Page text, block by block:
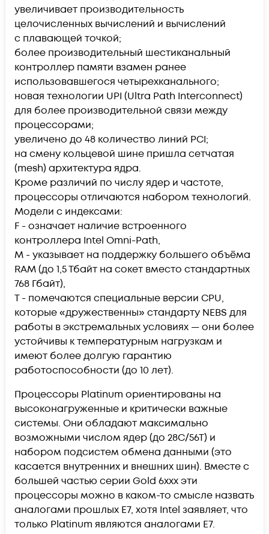
увеличивает производительность
целочисленных вычислений и вычислений
с плавающей точкой;
более производительный шестиканальный
контроллер памяти взамен ранее
использовавшегося четырехканального;
новая технологии UPI (Ultra Path Interconnect)
для более производительной связи между
процессорами;
увеличено до 48 количество линий PCI;
на смену кольцевой шине пришла сетчатая
(mesh) архитектура ядра.
Кроме различий по числу ядер и частоте,
процессоры отличаются набором технологий.
Модели с индексами:
F - означает наличие встроенного
контроллера Intel Omni-Path,
M - указывает на поддержку большего объёма
RAM (до 1,5 Тбайт на сокет вместо стандартных
768 Гбайт),
T - помечаются специальные версии CPU,
которые «дружественны» стандарту NEBS для
работы в экстремальных условиях — они более
устойчивы к температурным нагрузкам и
имеют более долгую гарантию
работоспособности (до 10 лет).
Процессоры Platinum ориентированы на
высоконагруженные и критически важные
системы. Они обладают максимально
возможными числом ядер (до 28C/56T) и
набором подсистем обмена данными (это
касается внутренних и внешних шин). Вместе с
большей частью серии Gold 6xxx эти
процессоры можно в каком-то смысле назвать
аналогами прошлых E7, хотя Intel заявляет, что
только Platinum являются аналогами E7.